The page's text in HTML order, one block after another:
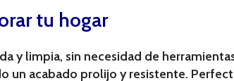
tu hogar
y limpia, sin necesidad de
un acabado prolijo y resistente.